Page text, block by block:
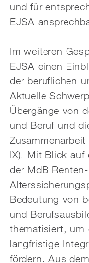
und für
EJSA
Im weiteren
EJSA einen
der beruflichen
Aktuelle
Übergänge von
und Beruf und
IX). Mit Blick auf
der MdB
Bedeutung von
und
thematisiert, um
langfristige
fördern. Aus